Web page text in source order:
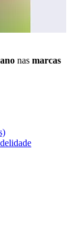
nas marcas